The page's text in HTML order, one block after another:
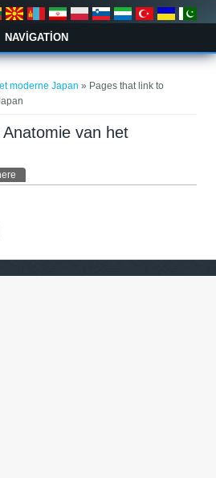
NAVIGATION
moderne Japan » Pages that link to
van het